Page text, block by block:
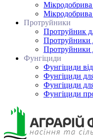
Мікродобрива
Протруйники
Протруйник
Протруйники
Протруйники
Фунгіциди
Фунгіциди від
Фунгіциди
Фунгіциди
Фунгіциди